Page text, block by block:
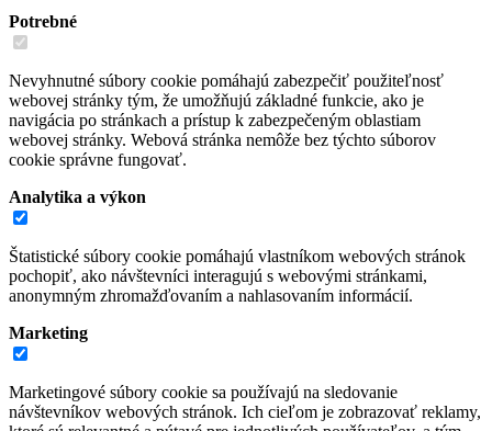
Potrebné
Nevyhnutné súbory cookie pomáhajú zabezpečiť použiteľnosť
webovej stránky tým, že umožňujú základné funkcie, ako je
navigácia po stránkach a prístup k zabezpečeným oblastiam
webovej stránky. Webová stránka nemôže bez týchto súborov
cookie správne fungovať.
Analytika a výkon
Štatistické súbory cookie pomáhajú vlastníkom webových stránok
pochopiť, ako návštevníci interagujú s webovými stránkami,
anonymným zhromažďovaním a nahlasovaním informácií.
Marketing
Marketingové súbory cookie sa používajú na sledovanie
návštevníkov webových stránok. Ich cieľom je zobrazovať reklamy,